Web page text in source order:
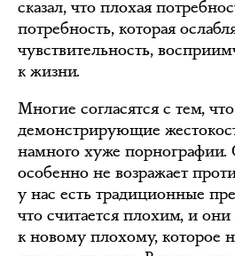
сказал, что плохая
потребность, которая
чувствительность,
к жизни.
Многие согласятся с тем,
демонстрирующие
намного хуже порнографии.
особенно не возражает
у нас есть традиционные
что считается плохим, и
к новому плохому, которое